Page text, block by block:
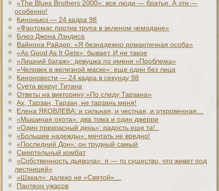
«The Blues Brothers 2000»: все люди — братья. А эти —
особенно!
Киноньюз — 24 кадра 98
«Фантомас против трупа в зеленом чемодане»
Блюз Джона Лэндиса
Вайнона Райдер: «Я безнадежно романтичная особа»
«As Good As It Gets»: бывает. И не такое
«Лишний багаж»: девушка по имени «Проблема»
«Человек в железной маске»: еще один без лица
Киноновости — 24 кадра в секунду 98
Суета вокруг Титана
Ответы на викторину «По следу Тарзана»
Ах, Тарзан, Тарзан, не тарзань меня!
Елена ЯКОВЛЕВА: и сильная, и честная, и откровенная…
«Мышиная охота»: два тома и один джерри
«Один прекрасный день»: радость еще та!..
«Большие надежды»: мечтать не вредно!
«Последний Дон»: он трудный самый
Смертельный комбат
«Собственность дьявола»: я — то существо, что живет под
лестницей»
«Шакал»: далеко не «Святой»…
Пантеон ужасов